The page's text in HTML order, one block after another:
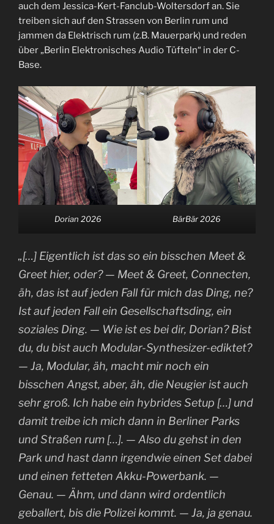
EMBED
auch dem Jessica-Kert-Fanclub-Woltersdorf an. Sie
treiben sich auf den Strassen von Berlin rum und
jammen da Elektrisch rum (z.B. Mauerpark) und reden
über „Berlin Elektronisches Audio Tüfteln“ in der C-
Base.
Dorian 2026 BärBär 2026
„[…] Eigentlich ist das so ein bisschen Meet &
Greet hier, oder? — Meet & Greet, Connecten,
äh, das ist auf jeden Fall für mich das Ding, ne?
Ist auf jeden Fall ein Gesellschaftsding, ein
soziales Ding. — Wie ist es bei dir, Dorian? Bist
du, du bist auch Modular-Synthesizer-ediktet?
— Ja, Modular, äh, macht mir noch ein
bisschen Angst, aber, äh, die Neugier ist auch
sehr groß. Ich habe ein hybrides Setup […] und
damit treibe ich mich dann in Berliner Parks
und Straßen rum […]. — Also du gehst in den
Park und hast dann irgendwie einen Set dabei
und einen fetteten Akku-Powerbank. —
Genau. — Ähm, und dann wird ordentlich
geballert, bis die Polizei kommt. — Ja, ja genau.